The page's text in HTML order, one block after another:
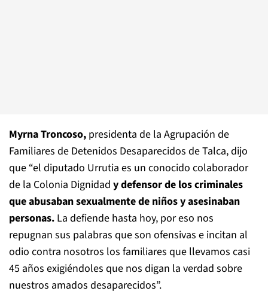
Myrna Troncoso, presidenta de la Agrupación de
Familiares de Detenidos Desaparecidos de Talca, dijo
que “el diputado Urrutia es un conocido colaborador
de la Colonia Dignidad y defensor de los criminales
que abusaban sexualmente de niños y asesinaban
personas. La defiende hasta hoy, por eso nos
repugnan sus palabras que son ofensivas e incitan al
odio contra nosotros los familiares que llevamos casi
45 años exigiéndoles que nos digan la verdad sobre
nuestros amados desaparecidos”.